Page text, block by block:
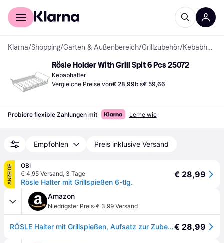
Für Shopper
Klarna/Shopping/Garten & Außenbereich/Grillzubehör/ Kebabhalter
Rösle Holder With Grill Spit 6 Pcs 25072
Kebabhalter
Vergleiche Preise von€ 28,99bis€ 59,66
Probiere flexible Zahlungen mit Lerne wie
Empfohlen Preis inklusive Versand
ANZEIGE
OBI
€ 4,95 Versand, 3 Tage
Rösle Halter mit Grillspießen 6-tlg.
€ 28,99
Amazon
Niedrigster Preis·€ 3,99 Versand
RÖSLE Halter mit Grillspießen, Aufsatz zur Zubereitung von Schaschlik und Gemüse auf Gas- und Kohlegrill, 6-teilig, Edelstahl 18/10, spülmaschinengeeignet€ 28,99